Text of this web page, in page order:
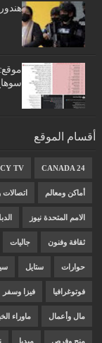
أقسام الموقع
CANADA 24
TV
أماكن ومعالم اتصالات
الامم المتحدة نيوز
ثقافة وفنون جاليات
حوارات ستايل
فوتوغرافيا فيزا وسفر
مال وأعمال ماوراء
منح وفرص ميديا